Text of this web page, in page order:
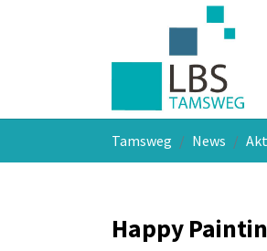
Tamsweg News
Happy